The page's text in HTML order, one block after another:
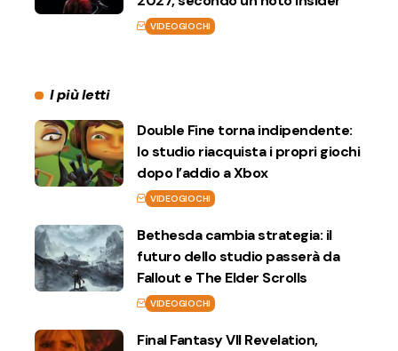
VIDEOGIOCHI
I più letti
Double Fine torna indipendente:
lo studio riacquista i propri giochi
dopo l’addio a Xbox
VIDEOGIOCHI
Bethesda cambia strategia: il
futuro dello studio passerà da
Fallout e The Elder Scrolls
VIDEOGIOCHI
Final Fantasy VII Revelation,